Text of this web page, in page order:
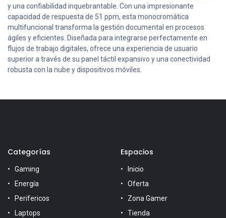
y una confiabilidad inquebrantable. Con una impresionante
capacidad de respuesta de 51 ppm, esta monocromática
multifuncional transforma la gestión documental en procesos
ágiles y eficientes. Diseñada para integrarse perfectamente en
flujos de trabajo digitales, ofrece una experiencia de usuario
superior a través de su panel táctil expansivo y una conectividad
robusta con la nube y dispositivos móviles.
Categorías
Gaming
Energía
Perifericos
Laptops
Espacios
Inicio
Oferta
Zona Gamer
Tienda